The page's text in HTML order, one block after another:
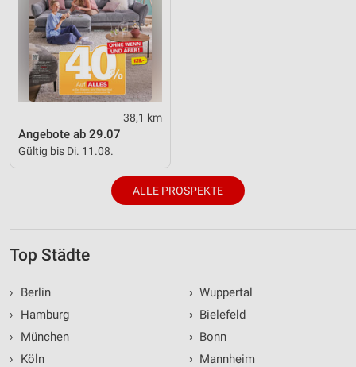
38,1 km
Angebote ab 29.07
Gültig bis Di. 11.08.
ALLE PROSPEKTE
Top Städte
›
Berlin
›
Hamburg
›
München
›
Köln
› Wuppertal
› Bielefeld
› Bonn
› Mannheim